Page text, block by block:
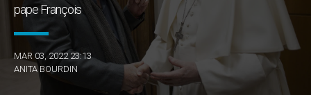
pape François
MAR 03, 2022 23:13
ANITA BOURDIN